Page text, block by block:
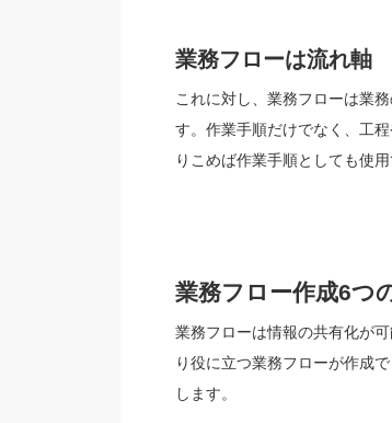
業務フローは流れ軸
これに対し、業務フローは業
す。作業手順だけでなく、工
りこめば作業手順としても使用
業務フロー作成6つ
業務フローは情報の共有化が
り役に立つ業務フローが作成
します。